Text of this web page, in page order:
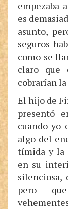
empezaba
es
asunto,
seguros
como se
claro
cobrarían
El hijo de
presentó
cuando yo
algo del
tímida y la
en su
silenciosa,
pero